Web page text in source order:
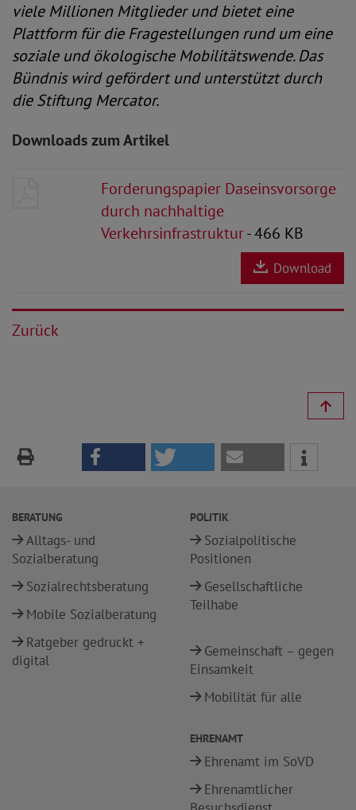
viele Millionen Mitglieder und bietet eine
Plattform für die Fragestellungen rund um eine
soziale und ökologische Mobilitätswende. Das
Bündnis wird gefördert und unterstützt durch
die Stiftung Mercator.
Downloads zum Artikel
Forderungspapier Daseinsvorsorge
durch nachhaltige
Verkehrsinfrastruktur- 466 KB
Download
Zurück
BERATUNG
Alltags- und
Sozialberatung
Sozialrechtsberatung
Mobile Sozialberatung
Ratgeber gedruckt +
digital
POLITIK
Sozialpolitische
Positionen
Gesellschaftliche
Teilhabe
Gemeinschaft – gegen
Einsamkeit
Mobilität für alle
EHRENAMT
Ehrenamt im SoVD
Ehrenamtlicher